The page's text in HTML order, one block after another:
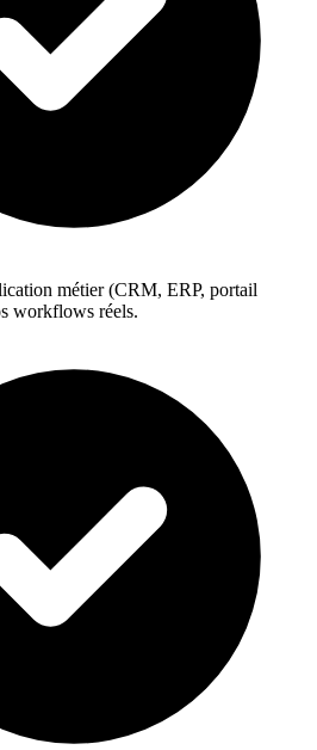
métier (CRM, ERP, portail
workflows réels.